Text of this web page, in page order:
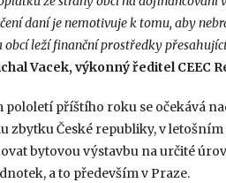
daní je nemotivujek tomu, aby
obcí leží finanční prostředky
Vacek, výkonný ředitel CEEC
příštího roku se očekává
zbytku České republiky, v
bytovou výstavbu na určité
a to především v Praze.